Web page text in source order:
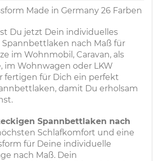
Made in Germany 26 Farben
Du jetzt Dein individuelles
nach Maß für
im Wohnmobil, Caravan, als
im Wohnwagen oder LKW
fertigen für Dich ein perfekt
damit Du erholsam
Spannbettlaken nach
Schlafkomfort und eine
für Deine individuelle
nach Maß. Dein